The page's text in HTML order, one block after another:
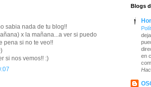
sabia nada de tu blog!!
x la mañana...a ver si puedo
pena si no te veo!!
si nos vemos!! :)
Blogs
en